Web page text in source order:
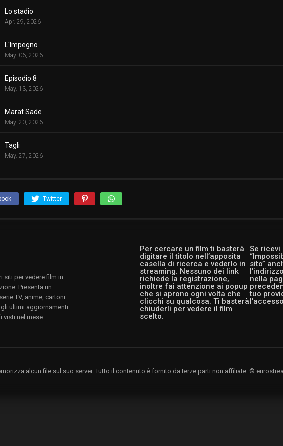
Lo stadio
Apr. 29, 2026
L'Impegno
May. 06, 2026
Episodio 8
May. 13, 2026
Marat Sade
May. 20, 2026
Tagli
May. 27, 2026
Twitter
Per cercare un film ti basterà
digitare il titolo nell’apposita
casella di ricerca e vederlo in
streaming. Nessuno dei link
richiede la registrazione,
inoltre fai attenzione ai popup
che si aprono ogni volta che
clicchi su qualcosa. Ti basterà
chiuderli per vedere il film
scelto.
Se ricevi
sito”
nella
tuo
siti per vedere film in
Presenta un
TV, anime, cartoni
ultimi aggiornamenti
visti nel mese.
alcun file sul suo server. Tutto il contenuto è fornito da terze parti non affiliate. ©